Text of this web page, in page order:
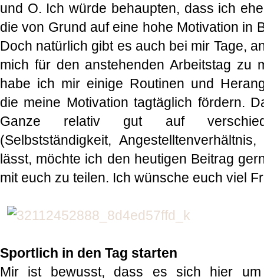
und O. Ich würde behaupten, dass ich
die von Grund auf eine hohe Motivation in
Doch natürlich gibt es auch bei mir Tage,
mich für den anstehenden Arbeitstag zu
habe ich mir einige Routinen und
die meine Motivation tagtäglich fördern.
Ganze relativ gut auf
(Selbstständigkeit,
lässt, möchte ich den heutigen Beitrag
mit euch zu teilen. Ich wünsche euch viel
Sportlich in den Tag starten
Mir ist bewusst, dass es sich hier um